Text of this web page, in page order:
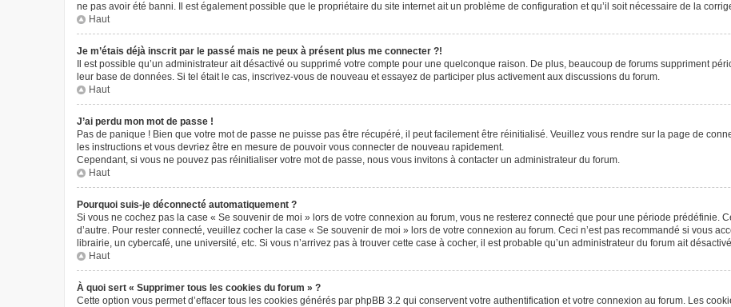
ne pas avoir été banni. Il est également possible que le propriétaire du site internet ait un problème de configuration et qu’il soit nécessaire de la
Haut
Je m’étais déjà inscrit par le passé mais ne peux à présent plus me connecter ?!
Il est possible qu’un administrateur ait désactivé ou supprimé votre compte pour une quelconque raison. De plus, beaucoup de forums suppriment
leur base de données. Si tel était le cas, inscrivez-vous de nouveau et essayez de participer plus activement aux discussions du forum.
Haut
J’ai perdu mon mot de passe !
Pas de panique ! Bien que votre mot de passe ne puisse pas être récupéré, il peut facilement être réinitialisé. Veuillez vous rendre sur la page de
les instructions et vous devriez être en mesure de pouvoir vous connecter de nouveau rapidement.
Cependant, si vous ne pouvez pas réinitialiser votre mot de passe, nous vous invitons à contacter un administrateur du forum.
Haut
Pourquoi suis-je déconnecté automatiquement ?
Si vous ne cochez pas la case « Se souvenir de moi » lors de votre connexion au forum, vous ne resterez connecté que pour une période prédéfinie.
d’autre. Pour rester connecté, veuillez cocher la case « Se souvenir de moi » lors de votre connexion au forum. Ceci n’est pas recommandé si vous
librairie, un cybercafé, une université, etc. Si vous n’arrivez pas à trouver cette case à cocher, il est probable qu’un administrateur du forum ait
Haut
À quoi sert « Supprimer tous les cookies du forum » ?
Cette option vous permet d’effacer tous les cookies générés par phpBB 3.2 qui conservent votre authentification et votre connexion au forum. Les